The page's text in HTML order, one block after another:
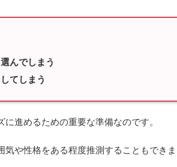
んでしまう
てしまう
進めるための重要な準備なのです。
や性格をある程度推測することもできま